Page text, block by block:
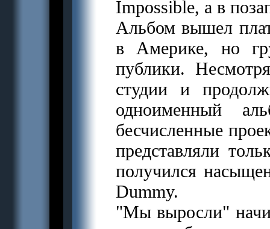
Impossible, а в
Альбом вышел
в Америке, но
публики.
студии и
одноименный
бесчисленные
представляли
получился
Dummy.
"Мы выросли"